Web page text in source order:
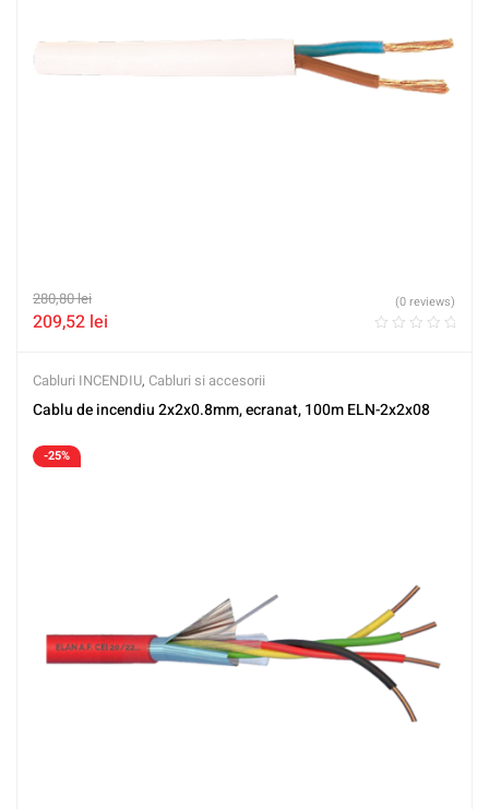
280,80lei
209,52 lei
(0 reviews)
Cabluri INCENDIU, Cabluri si accesorii
Cablu de incendiu 2x2x0.8mm, ecranat, 100m ELN-2x2x08
-25%